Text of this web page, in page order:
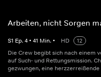
Arbeiten, nicht Sorgen
S1 Ep.4 • 41 Min. • HD
12
Die Crew begibt sich nach einem
auf Such- und Rettungsmission.
gezwungen, eine